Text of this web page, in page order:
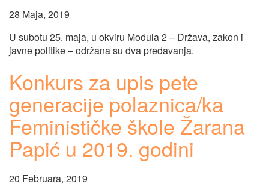
28 Maja, 2019
U subotu 25. maja, u okviru Modula 2 – Država, zakon i
javne politike – održana su dva predavanja.
Konkurs za upis pete
generacije polaznica/ka
Feminističke škole Žarana
Papić u 2019. godini
20 Februara, 2019